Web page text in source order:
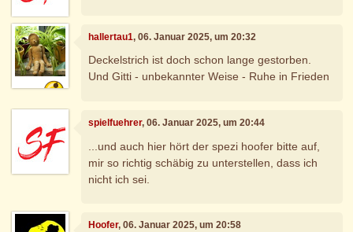
hallertau1, 06. Januar 2025, um 20:32
Deckelstrich ist doch schon lange gestorben.
Und Gitti - unbekannter Weise - Ruhe in Frieden
spielfuehrer, 06. Januar 2025, um 20:44
...und auch hier hört der spezi hoofer bitte auf,
mir so richtig schäbig zu unterstellen, dass ich
nicht ich sei.
Hoofer, 06. Januar 2025, um 20:58